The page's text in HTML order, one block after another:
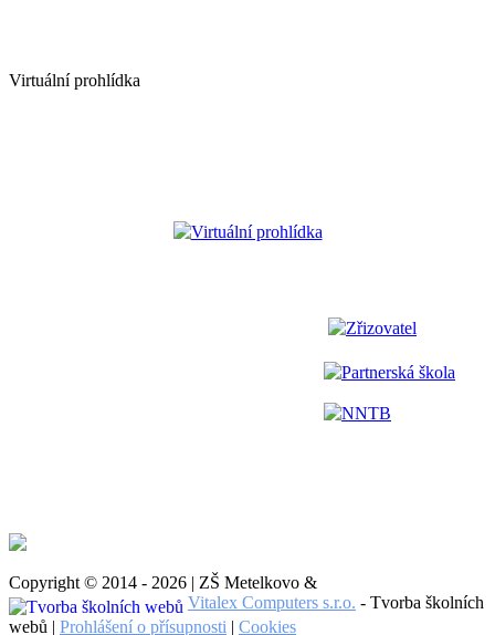
Virtuální prohlídka
Virtuální prohlídka
Zřizovatel
Partnerská škola
NNTB
Copyright © 2014 - 2026 | ZŠ Metelkovo &
Vitalex Computers s.r.o. - Tvorba školních
webů | Prohlášení o přísupnosti | Cookies